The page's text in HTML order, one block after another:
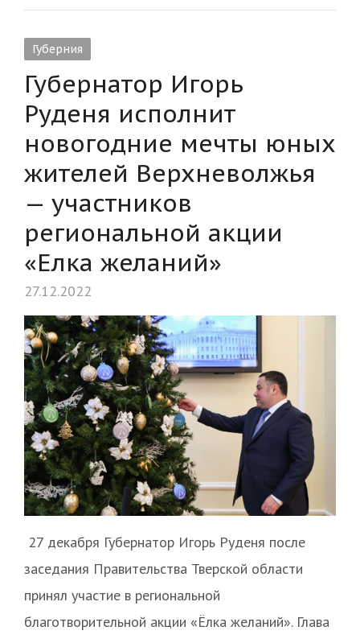
post
Губерния
Губернатор Игорь
Руденя исполнит
новогодние мечты юных
жителей Верхневолжья
— участников
региональной акции
«Елка желаний»
27.12.2022
27 декабря Губернатор Игорь Руденя после
заседания Правительства Тверской области
принял участие в региональной
благотворительной акции «Ёлка желаний». Глава